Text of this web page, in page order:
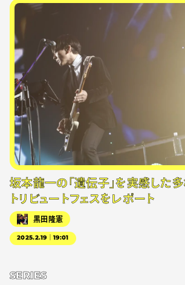
坂本龍一の「遺伝子」を実感した多
トリビュートフェスをレポート
黒田隆憲
2025.2.19｜19:01
SERIES